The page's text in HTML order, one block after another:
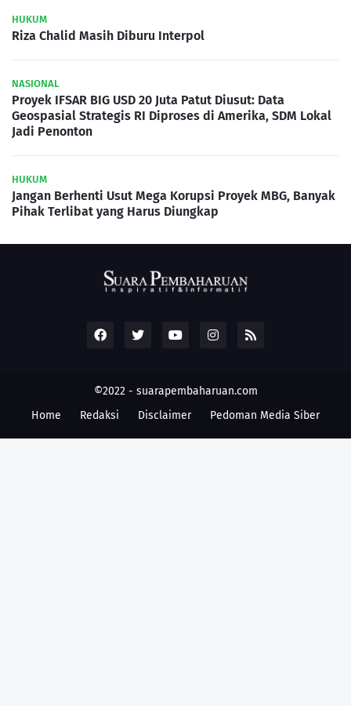
HUKUM
Riza Chalid Masih Diburu Interpol
NASIONAL
Proyek IFSAR BIG USD 20 Juta Patut Diusut: Data
Geospasial Strategis RI Diproses di Amerika, SDM Lokal
Jadi Penonton
HUKUM
Jangan Berhenti Usut Mega Korupsi Proyek MBG, Banyak
Pihak Terlibat yang Harus Diungkap
©2022 - suarapembaharuan.com
Home
Redaksi Disclaimer Pedoman Media Siber